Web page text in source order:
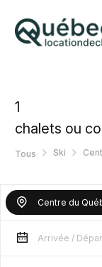
1
chalets ou
Tous Ski